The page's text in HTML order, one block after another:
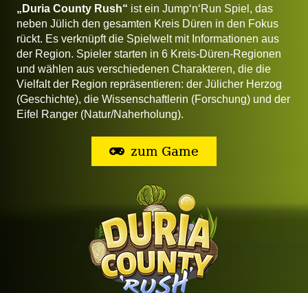
„Duria County Rush“ ist ein Jump‘n‘Run Spiel, das
neben Jülich den gesamten Kreis Düren in den Fokus
rückt. Es verknüpft die Spielwelt mit Informationen aus
der Region. Spieler starten in 6 Kreis-Düren-Regionen
und wählen aus verschiedenen Charakteren, die die
Vielfalt der Region repräsentieren: der Jülicher Herzog
(Geschichte), die Wissenschaftlerin (Forschung) und der
Eifel Ranger (Natur/Naherholung).
zum Game